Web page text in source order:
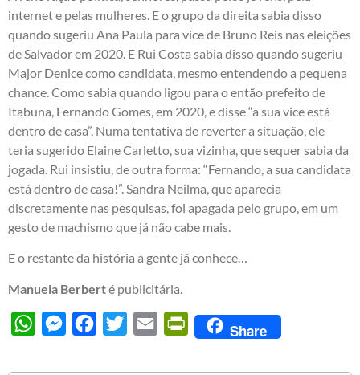
internet e pelas mulheres. E o grupo da direita sabia disso
quando sugeriu Ana Paula para vice de Bruno Reis nas eleições
de Salvador em 2020. E Rui Costa sabia disso quando sugeriu
Major Denice como candidata, mesmo entendendo a pequena
chance. Como sabia quando ligou para o então prefeito de
Itabuna, Fernando Gomes, em 2020, e disse “a sua vice está
dentro de casa”. Numa tentativa de reverter a situação, ele
teria sugerido Elaine Carletto, sua vizinha, que sequer sabia da
jogada. Rui insistiu, de outra forma: “Fernando, a sua candidata
está dentro de casa!”. Sandra Neilma, que aparecia
discretamente nas pesquisas, foi apagada pelo grupo, em um
gesto de machismo que já não cabe mais.
E o restante da história a gente já conhece…
Manuela Berberté publicitária.
WhatsAppMessengerFacebook
Twitter Email PrintFriendly
Share